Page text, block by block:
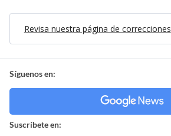
Revisa nuestra página de correcciones
Síguenos en:
Suscríbete en: